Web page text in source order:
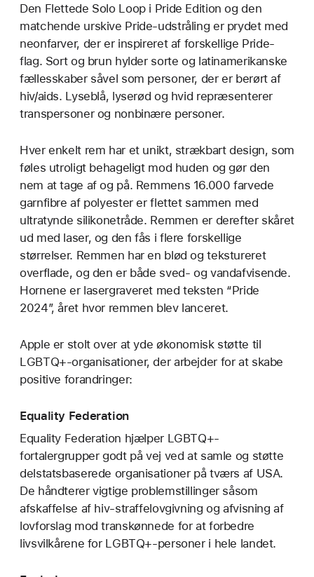
Den Flettede Solo Loop i Pride Edition og den
matchende urskive Pride-udstråling er prydet med
neonfarver, der er inspireret af forskellige Pride-
flag. Sort og brun hylder sorte og latinamerikanske
fællesskaber såvel som personer, der er berørt af
hiv/aids. Lyseblå, lyserød og hvid repræsenterer
transpersoner og nonbinære personer.
Hver enkelt rem har et unikt, strækbart design, som
føles utroligt behageligt mod huden og gør den
nem at tage af og på. Remmens 16.000 farvede
garnfibre af polyester er flettet sammen med
ultratynde silikonetråde. Remmen er derefter skåret
ud med laser, og den fås i flere forskellige
størrelser. Remmen har en blød og tekstureret
overflade, og den er både sved- og vandafvisende.
Hornene er lasergraveret med teksten “Pride
2024”, året hvor remmen blev lanceret.
Apple er stolt over at yde økonomisk støtte til
LGBTQ+-organisationer, der arbejder for at skabe
positive forandringer:
Equality Federation
Equality Federation hjælper LGBTQ+-
fortalergrupper godt på vej ved at samle og støtte
delstatsbaserede organisationer på tværs af USA.
De håndterer vigtige problemstillinger såsom
afskaffelse af hiv-straffelovgivning og afvisning af
lovforslag mod transkønnede for at forbedre
livsvilkårene for LGBTQ+-personer i hele landet.